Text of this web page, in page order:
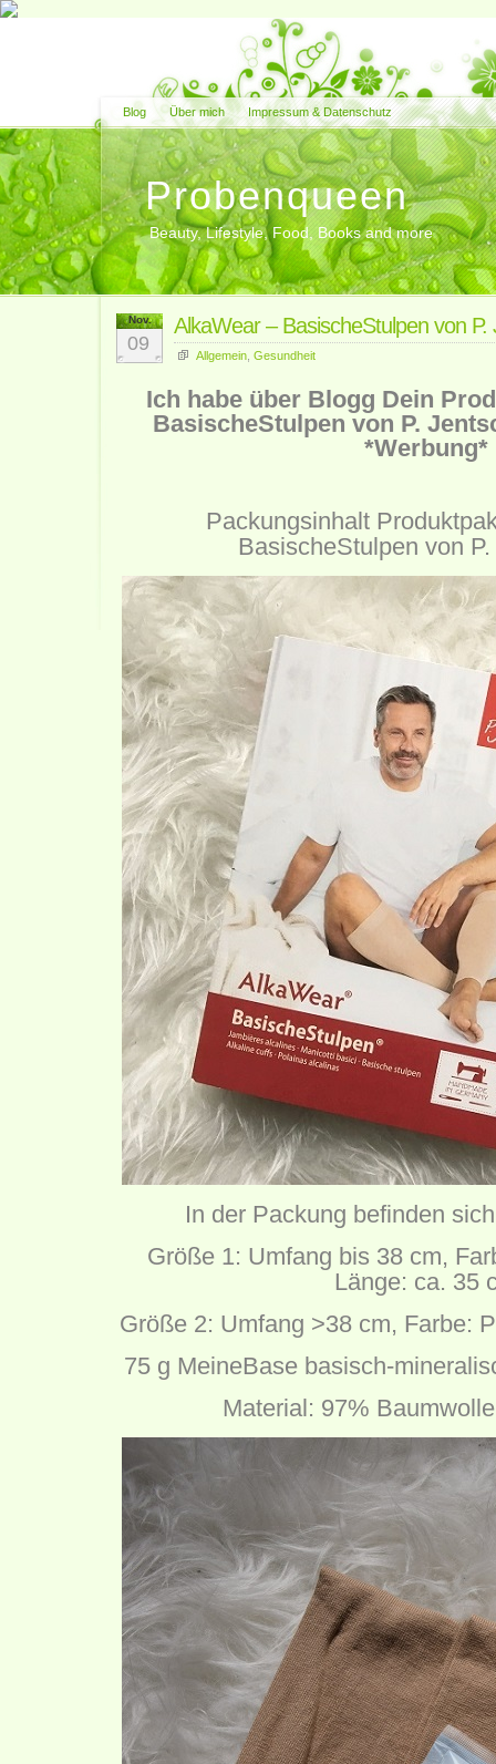
Blog Über mich Impressum & Datenschutz
Probenqueen
Beauty, Lifestyle, Food, Books and more
Nov.
09
AlkaWear – BasischeStulpen von P.
Allgemein Gesundheit
Ich habe über Blogg Dein
BasischeStulpen von P.
*Werbung*
Packungsinhalt
BasischeStulpen von
In der Packung befinden
Größe 1: Umfang bis 38 cm,
Länge: ca. 35
Größe 2: Umfang >38 cm, Farbe:
75 g MeineBase basisch-
Material: 97%